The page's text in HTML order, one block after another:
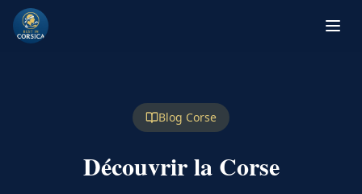
Blog Corse
Découvrir la Corse